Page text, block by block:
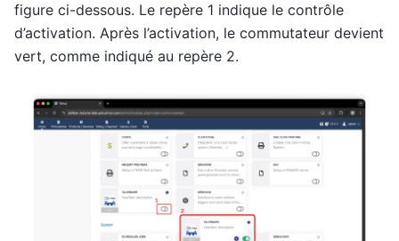
figure ci-dessous. Le repère 1 indique le contrôle
d’activation. Après l’activation, le commutateur devient
vert, comme indiqué au repère 2.